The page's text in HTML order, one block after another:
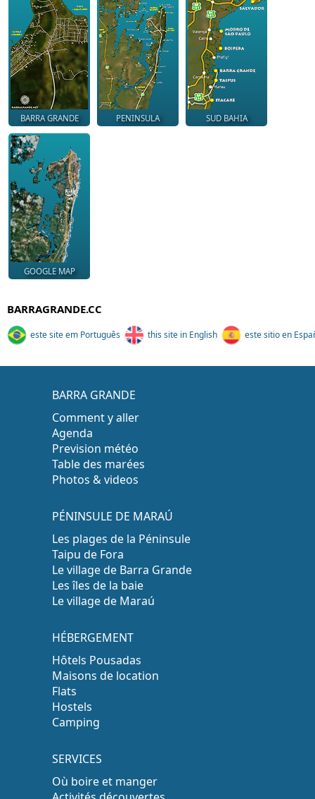
BARRA GRANDE PENINSULA SUD BAHIA
GOOGLE MAP
BARRAGRANDE.CC
este site em Português this site in English este sitio en
BARRA GRANDE
Comment y aller
Agenda
Prevision météo
Table des marées
Photos & videos
PÉNINSULE DE MARAÚ
Les plages de la Péninsule
Taipu de Fora
Le village de Barra Grande
Les îles de la baie
Le village de Maraú
HÉBERGEMENT
Hôtels Pousadas
Maisons de location
Flats
Hostels
Camping
SERVICES
Où boire et manger